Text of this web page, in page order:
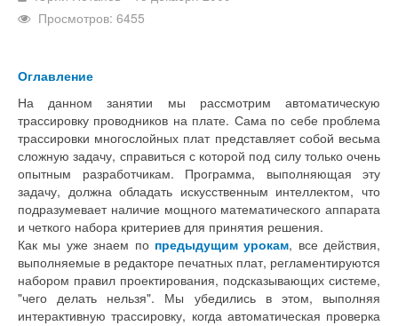
Просмотров: 6455
Оглавление
На данном занятии мы рассмотрим автоматическую
трассировку проводников на плате. Сама по себе проблема
трассировки многослойных плат представляет собой весьма
сложную задачу, справиться с которой под силу только очень
опытным разработчикам. Программа, выполняющая эту
задачу, должна обладать искусственным интеллектом, что
подразумевает наличие мощного математического аппарата
и четкого набора критериев для принятия решения.
Как мы уже знаем по предыдущим урокам, все действия,
выполняемые в редакторе печатных плат, регламентируются
набором правил проектирования, подсказывающих системе,
"чего делать нельзя". Мы убедились в этом, выполняя
интерактивную трассировку, когда автоматическая проверка